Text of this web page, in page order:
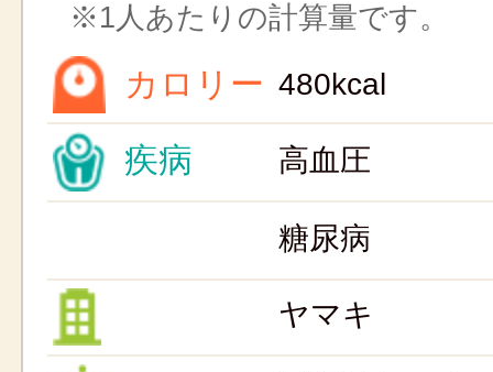
※1人あたりの計算量です。
カロリー 480kcal
疾病 高血圧
糖尿病
ヤマキ